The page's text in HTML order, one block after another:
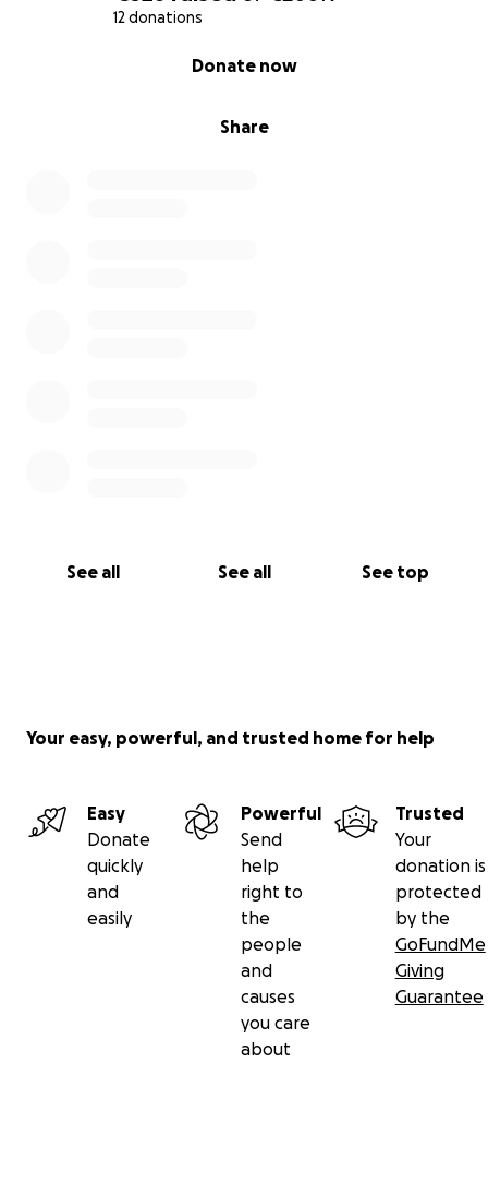
12 donations
Share
Donate now
See all See all See top
Your easy, powerful, and trusted home for help
Easy
Donate
quickly
and
easily
Powerful
Send
help
right to
the
people
and
causes
you care
about
Trusted
Your
donation is
protected
by the
GoFundMe
Giving
Guarantee